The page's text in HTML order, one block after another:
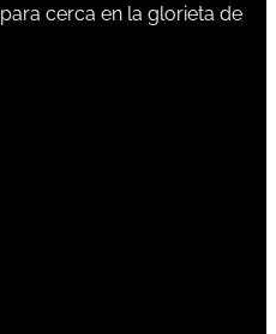
para cerca en la glorieta de